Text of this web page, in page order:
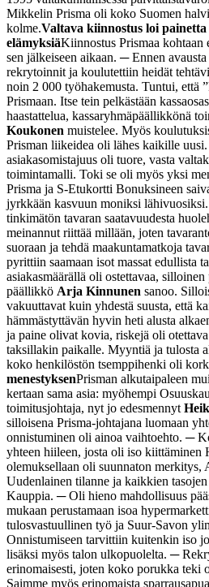
Mikkelin Prisma oli koko Suomen
kolme.Valtava kiinnostus loi
elämyksiäKiinnostus Prismaa
sen jälkeiseen aikaan. ─ Ennen
rekrytoinnit ja koulutettiin heidät
noin 2 000 työhakemusta. Tuntui, että
Prismaan. Itse tein pelkästään
haastattelua, kassaryhmäpäällikkönä
Koukonen muistelee. Myös
Prisman liikeidea oli lähes kaikille
asiakasomistajuus oli tuore, vasta
toimintamalli. Toki se oli myös yksi
Prisma ja S-Etukortti Bonuksineen
jyrkkään kasvuun moniksi lähivuosiksi.
tinkimätön tavaran saatavuudesta
meinannut riittää millään, joten
suoraan ja tehdä maakuntamatkoja
pyrittiin saamaan isot massat edullista
asiakasmäärällä oli ostettavaa,
päällikkö Arja Kinnunen sanoo.
vakuuttavat kuin yhdestä suusta, että
hämmästyttävän hyvin heti alusta
ja paine olivat kovia, riskejä oli
taksillakin paikalle. Myyntiä ja tulosta
koko henkilöstön tsemppihenki oli
menestyksenPrisman alkutaipaleen
kertaan sama asia: myöhempi
toimitusjohtaja, nyt jo edesmennyt
silloisena Prisma-johtajana luomaan
onnistuminen oli ainoa vaihtoehto. ─
yhteen hiileen, josta oli iso kiittäminen
olemuksellaan oli suunnaton merkitys,
Uudenlainen tilanne ja kaikkien
Kauppia. ─ Oli hieno mahdollisuus
mukaan perustamaan isoa
tulosvastuullinen työ ja Suur-Savon
Onnistumiseen tarvittiin kuitenkin iso
lisäksi myös talon ulkopuolelta. ─
erinomaisesti, joten koko porukka teki
Saimme myös erinomaista